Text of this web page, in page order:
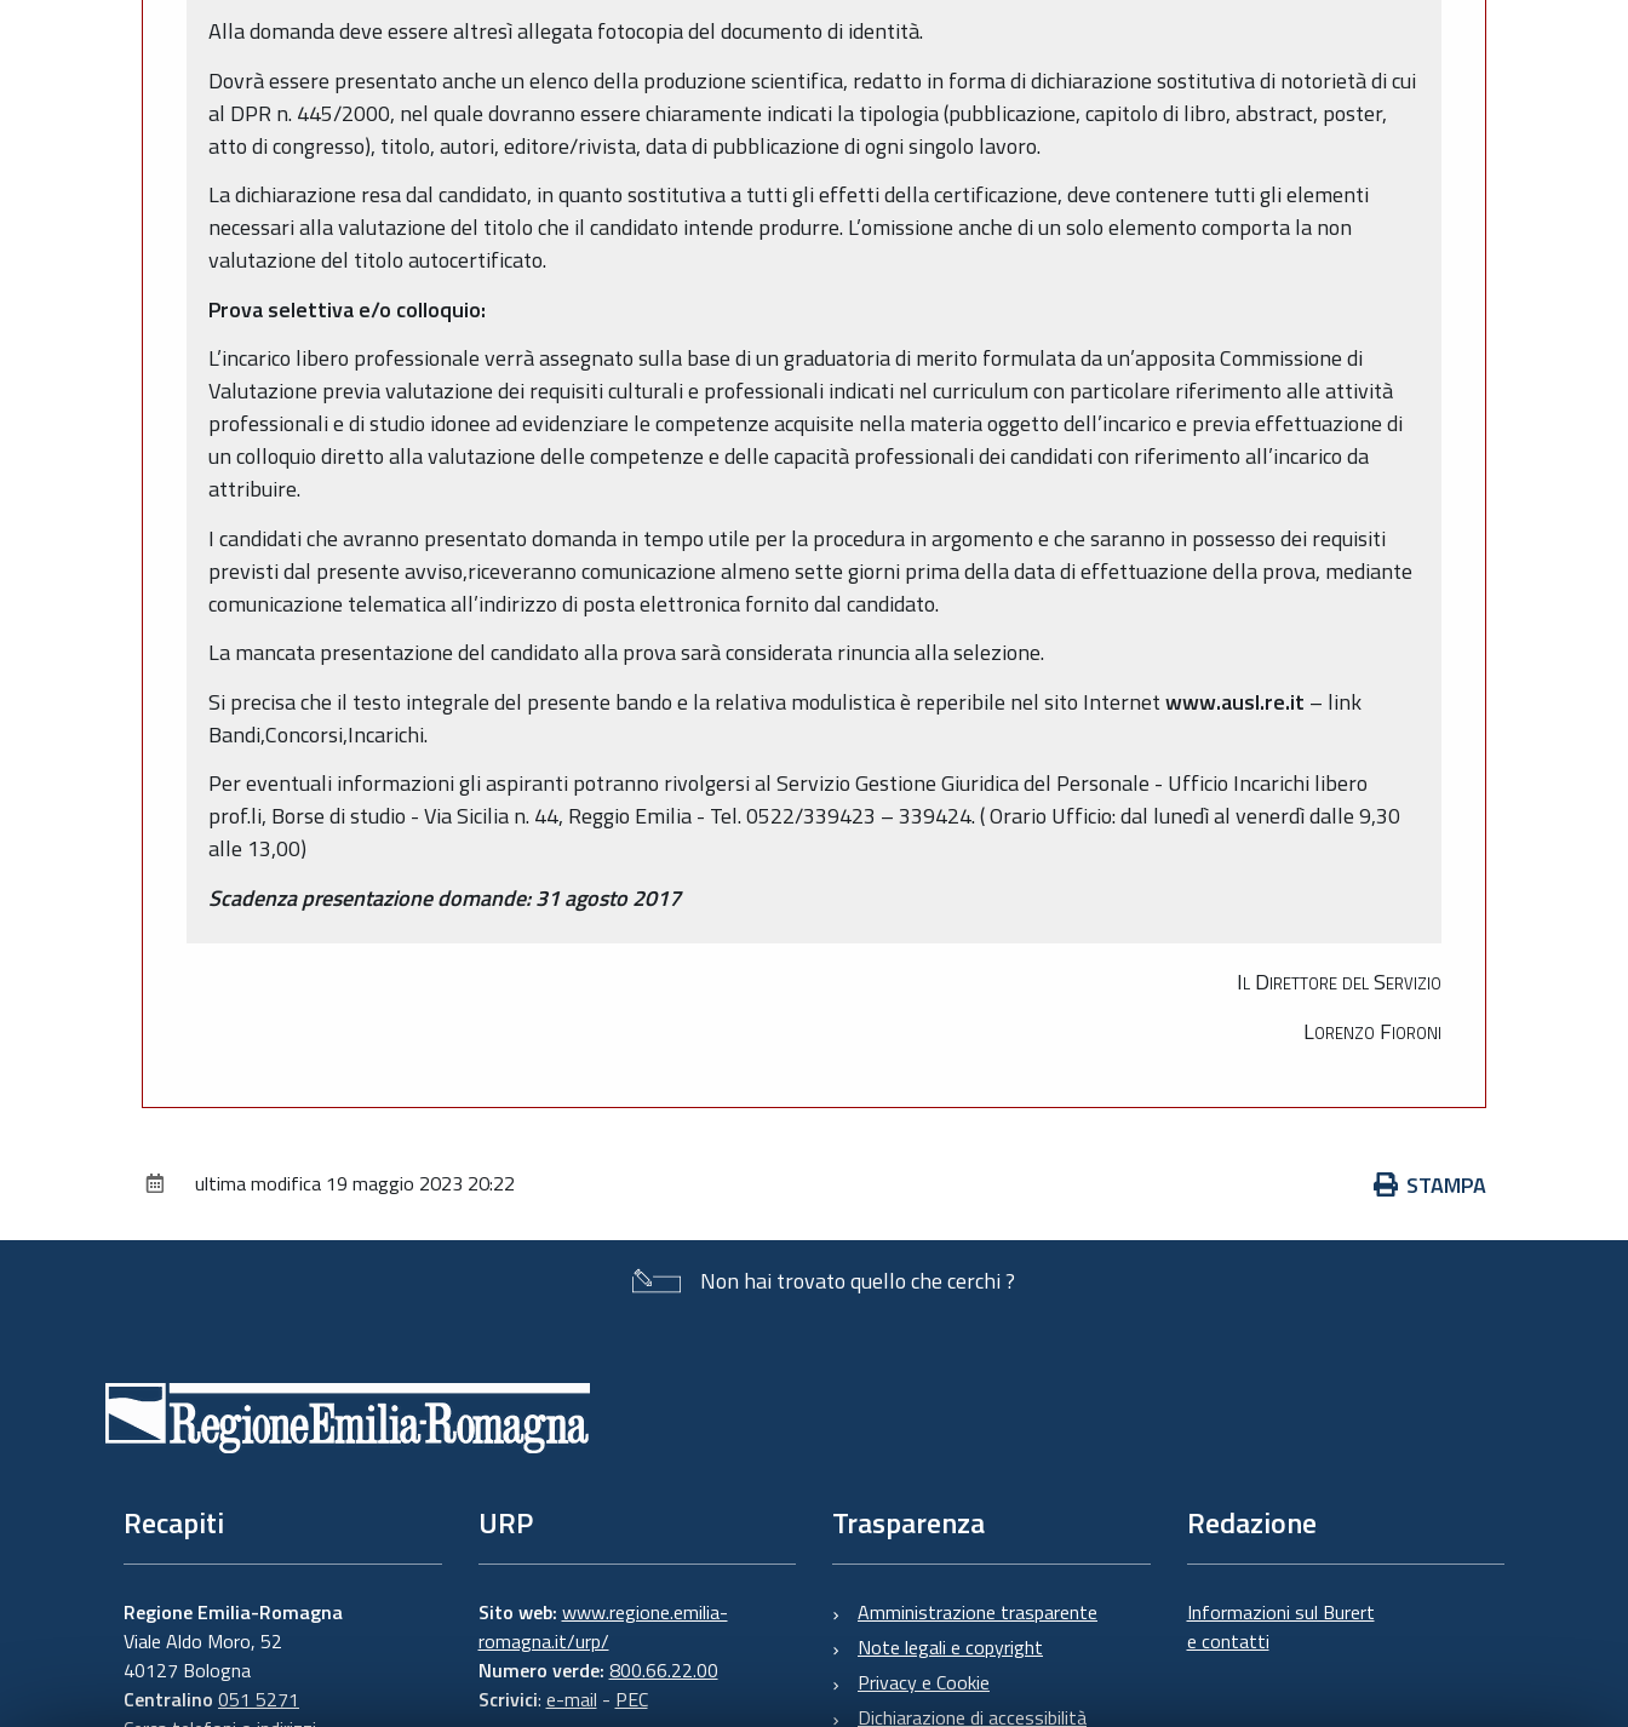
Alla domanda deve essere altresì allegata fotocopia del documento di identità.
Dovrà essere presentato anche un elenco della produzione scientifica, redatto in forma di dichiarazione sostitutiva di notorietà di cui
al DPR n. 445/2000, nel quale dovranno essere chiaramente indicati la tipologia (pubblicazione, capitolo di libro, abstract, poster,
atto di congresso), titolo, autori, editore/rivista, data di pubblicazione di ogni singolo lavoro.
La dichiarazione resa dal candidato, in quanto sostitutiva a tutti gli effetti della certificazione, deve contenere tutti gli elementi
necessari alla valutazione del titolo che il candidato intende produrre. L’omissione anche di un solo elemento comporta la non
valutazione del titolo autocertificato.
Prova selettiva e/o colloquio:
L’incarico libero professionale verrà assegnato sulla base di un graduatoria di merito formulata da un’apposita Commissione di
Valutazione previa valutazione dei requisiti culturali e professionali indicati nel curriculum con particolare riferimento alle attività
professionali e di studio idonee ad evidenziare le competenze acquisite nella materia oggetto dell’incarico e previa effettuazione di
un colloquio diretto alla valutazione delle competenze e delle capacità professionali dei candidati con riferimento all’incarico da
attribuire.
I candidati che avranno presentato domanda in tempo utile per la procedura in argomento e che saranno in possesso dei requisiti
previsti dal presente avviso,riceveranno comunicazione almeno sette giorni prima della data di effettuazione della prova, mediante
comunicazione telematica all’indirizzo di posta elettronica fornito dal candidato.
La mancata presentazione del candidato alla prova sarà considerata rinuncia alla selezione.
Si precisa che il testo integrale del presente bando e la relativa modulistica è reperibile nel sito Internetwww.ausl.re.it – link
Bandi,Concorsi,Incarichi.
Per eventuali informazioni gli aspiranti potranno rivolgersi al Servizio Gestione Giuridica del Personale - Ufficio Incarichi libero
prof.li, Borse di studio - Via Sicilia n. 44, Reggio Emilia - Tel. 0522/339423 – 339424. ( Orario Ufficio: dal lunedì al venerdì dalle 9,30
alle 13,00)
Scadenza presentazione domande: 31 agosto 2017
Il Direttore del Servizio
Lorenzo Fioroni
Azioni
documento
STAMPA
ultima modifica 19 maggio 2023 20:22
Non hai trovato quello che cerchi ?
Recapiti
Regione Emilia-Romagna
Viale Aldo Moro, 52
40127 Bologna
Centralino 051 5271
URP
Sito web: www.regione.emilia-
romagna.it/urp/
Numero verde: 800.66.22.00
Scrivici: e-mail - PEC
Trasparenza
Amministrazione trasparente
Note legali e copyright
Privacy e Cookie
Dichiarazione di accessibilità
Redazione
Informazioni sul Burert
e contatti